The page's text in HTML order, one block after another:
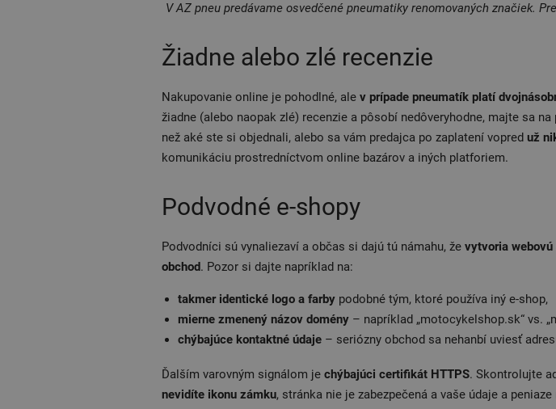
V AZ pneu predávame osvedčené pneumatiky renomovaných značiek.
Žiadne alebo zlé recenzie
Nakupovanie online je pohodlné, ale v prípade pneumatík platí
žiadne (alebo naopak zlé) recenzie a pôsobí nedôveryhodne, majte sa
než aké ste si objednali, alebo sa vám predajca po zaplatení vopred už
komunikáciu prostredníctvom online bazárov a iných platforiem.
Podvodné e-shopy
Podvodníci sú vynaliezaví a občas si dajú tú námahu, že vytvoria
obchod. Pozor si dajte napríklad na:
takmer identické logo a farbypodobné tým, ktoré používa iný e-shop,
mierne zmenený názov domény – napríklad „motocykelshop.sk“ vs.
chýbajúce kontaktné údaje – seriózny obchod sa nehanbí uviesť
Ďalším varovným signálom je chýbajúci certifikát HTTPS. Skontrolujte
nevidíte ikonu zámku, stránka nie je zabezpečená a vaše údaje a